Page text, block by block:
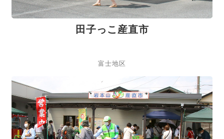
田子っこ産直市
富士地区